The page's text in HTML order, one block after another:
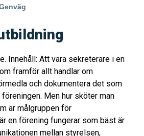
Innehåll: Att vara sekreterare i en
framför allt handlar om
och dokumentera det som
Men hur sköter man
är målgruppen för
en förening fungerar som bäst är
mellan styrelsen,